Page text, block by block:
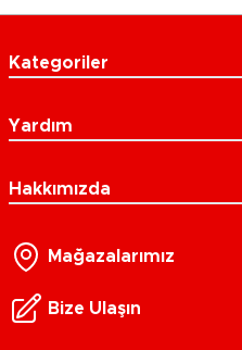
Kategoriler
Yardım
Hakkımızda
Mağazalarımız
Bize Ulaşın